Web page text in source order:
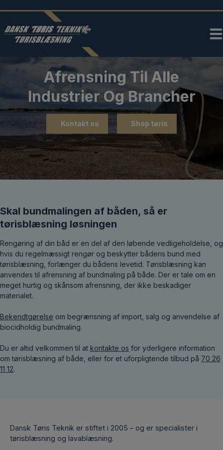
indholdet
Afrensning Til Alle
Industrier Og Brancher
Kontakt os Shop tøris
Skal bundmalingen af båden, så er
tørisblæsning løsningen
Rengøring af din båd er en del af den løbende vedligeholdelse, og
hvis du regelmæssigt rengør og beskytter bådens bund med
tørisblæsning, forlænger du bådens levetid. Tørisblæsning kan
anvendes til afrensning af bundmaling på både. Der er tale om en
meget hurtig og skånsom afrensning, der ikke beskadiger
materialet.
Bekendtgørelse om begrænsning af import, salg og anvendelse af
biocidholdig bundmaling.
Du er altid velkommen til at kontakte os for yderligere information
om tørisblæsning af både, eller for et uforpligtende tilbud på 70 26
11 12.
Dansk Tøris Teknik er stiftet i 2005 – og er specialister i
tørisblæsning og lavablæsning.